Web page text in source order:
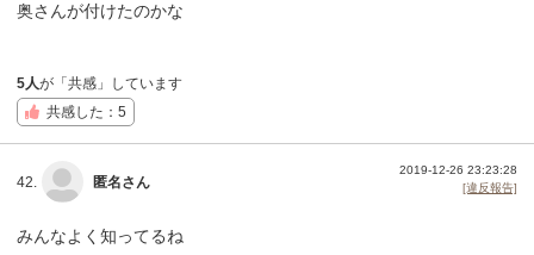
奥さんが付けたのかな
5人が「共感」しています
共感した：5
42. 匿名さん
2019-12-26 23:23:28
[違反報告]
みんなよく知ってるね